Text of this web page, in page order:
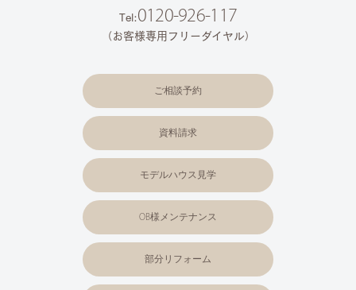
Tel:0120-926-117
（お客様専用フリーダイヤル）
ご相談予約
資料請求
モデルハウス見学
OB様メンテナンス
部分リフォーム